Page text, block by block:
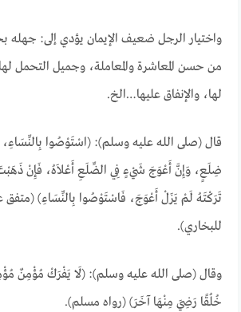
واختيار الرجل ضعيف الإيمان يؤدي إلى: جهله
من حسن المعاشرة والمعاملة، وجميل التحمل
لها، والإنفاق عليها…الخ.
قال (صلى الله عليه وسلم): (اسْتَوْصُوا بِالنِّسَاءِ،
ضِلَعٍ، وَإِنَّ أَعْوَجَ شَيْءٍ فِي الضِّلَعِ أَعْلاَهُ، فَإِنْ
تَرَكْتَهُ لَمْ يَزَلْ أَعْوَجَ، فَاسْتَوْصُوا بِالنِّسَاءِ) (متفق
للبخاري).
وقال (صلى الله عليه وسلم): (لَا يَفْرَكْ مُؤْمِنٌ
خُلُقًا رَضِيَ مِنْهَا آخَرَ) (رواه مسلم).